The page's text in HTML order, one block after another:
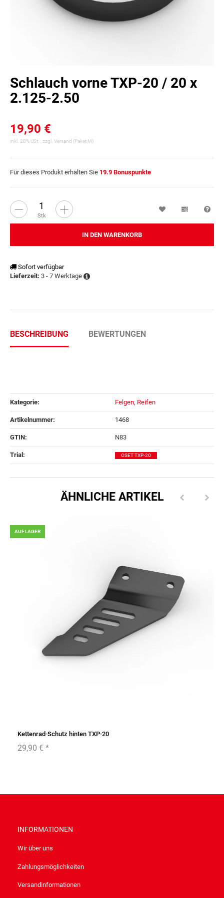
Schlauch vorne TXP-20 / 20 x
2.125-2.50
19,90 €
inkl. 20% USt. , zzgl. Versand (Paket M)
Für dieses Produkt erhalten Sie 19.9 Bonuspunkte
Stk
IN DEN WARENKORB
Sofort verfügbar
Lieferzeit: 3 - 7 Werktage
Wunschzettel
BESCHREIBUNG BEWERTUNGEN
Kategorie: Felgen, Reifen
Artikelnummer: 1468
GTIN: N83
Trial‍: OSET TXP-20
ÄHNLICHE ARTIKEL
AUF LAGER
Kettenrad-Schutz hinten TXP-20
29,90 € *
INFORMATIONEN
Wir über uns
Zahlungsmöglichkeiten
Versandinformationen